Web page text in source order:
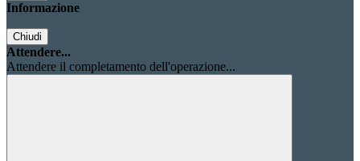
Informazione
Chiudi
Attendere...
Attendere il completamento dell'operazione...